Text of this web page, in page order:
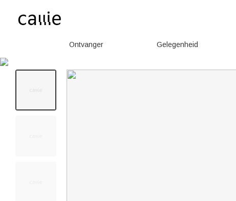
Ontvanger Gelegenheid